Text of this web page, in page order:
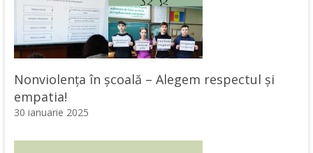
Nonviolența în școală – Alegem respectul și
empatia!
30 ianuarie 2025